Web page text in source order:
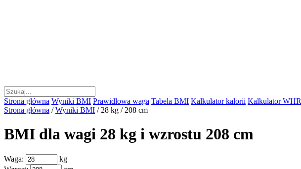
Strona główna Wyniki BMI Prawidłowa waga Tabela BMI Kalkulator kalorii Kalkulator WHR
Strona główna / Wyniki BMI / 28 kg / 208 cm
BMI dla wagi 28 kg i wzrostu 208 cm
Waga:
kg